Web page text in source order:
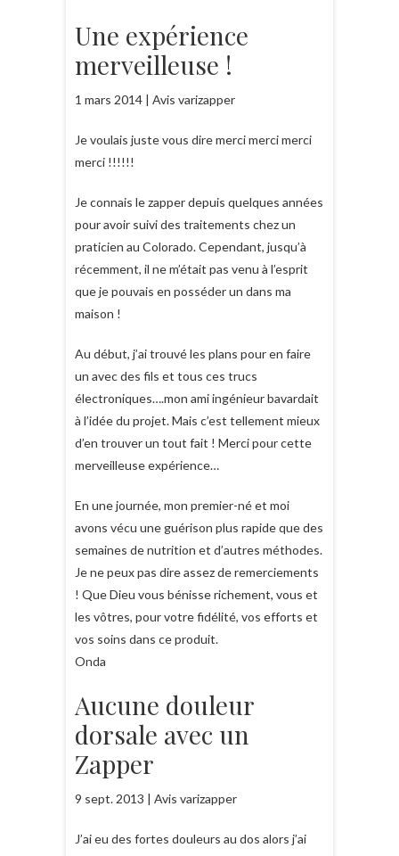
Une expérience
merveilleuse !
1 mars 2014 | Avis varizapper
Je voulais juste vous dire merci merci merci
merci !!!!!!
Je connais le zapper depuis quelques années
pour avoir suivi des traitements chez un
praticien au Colorado. Cependant, jusqu’à
récemment, il ne m’était pas venu à l’esprit
que je pouvais en posséder un dans ma
maison !
Au début, j’ai trouvé les plans pour en faire
un avec des fils et tous ces trucs
électroniques….mon ami ingénieur bavardait
à l’idée du projet. Mais c’est tellement mieux
d’en trouver un tout fait ! Merci pour cette
merveilleuse expérience…
En une journée, mon premier-né et moi
avons vécu une guérison plus rapide que des
semaines de nutrition et d’autres méthodes.
Je ne peux pas dire assez de remerciements
! Que Dieu vous bénisse richement, vous et
les vôtres, pour votre fidélité, vos efforts et
vos soins dans ce produit.
Onda
Aucune douleur
dorsale avec un
Zapper
9 sept. 2013 | Avis varizapper
J’ai eu des fortes douleurs au dos alors j’ai